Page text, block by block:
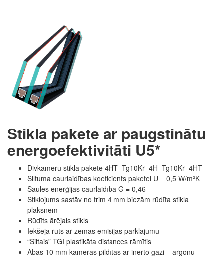
Stikla pakete ar paugstinātu
energoefektivitāti U5*
Divkameru stikla pakete 4HT–Tg10Kr–4H–Tg10Kr–4HT
Siltuma caurlaidības koeficients paketei U = 0,5 W/m²K
Saules enerģijas caurlaidība G = 0,46
Stiklojums sastāv no trim 4 mm biezām rūdīta stikla
plāksnēm
Rūdīts ārējais stikls
Iekšējā rūts ar zemas emisijas pārklājumu
“Siltais” TGI plastikāta distances rāmītis
Abas 10 mm kameras pildītas ar inerto gāzi – argonu